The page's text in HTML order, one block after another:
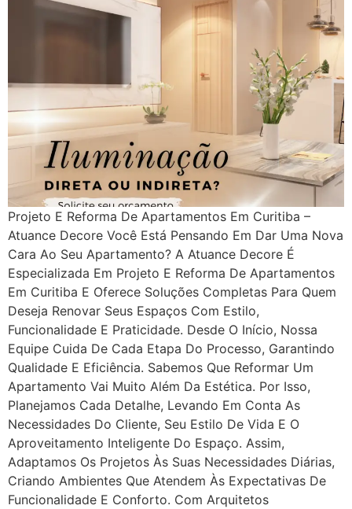
Projeto E Reforma De Apartamentos Em Curitiba –
Atuance Decore Você Está Pensando Em Dar Uma Nova
Cara Ao Seu Apartamento? A Atuance Decore É
Especializada Em Projeto E Reforma De Apartamentos
Em Curitiba E Oferece Soluções Completas Para Quem
Deseja Renovar Seus Espaços Com Estilo,
Funcionalidade E Praticidade. Desde O Início, Nossa
Equipe Cuida De Cada Etapa Do Processo, Garantindo
Qualidade E Eficiência. Sabemos Que Reformar Um
Apartamento Vai Muito Além Da Estética. Por Isso,
Planejamos Cada Detalhe, Levando Em Conta As
Necessidades Do Cliente, Seu Estilo De Vida E O
Aproveitamento Inteligente Do Espaço. Assim,
Adaptamos Os Projetos Às Suas Necessidades Diárias,
Criando Ambientes Que Atendem Às Expectativas De
Funcionalidade E Conforto. Com Arquitetos